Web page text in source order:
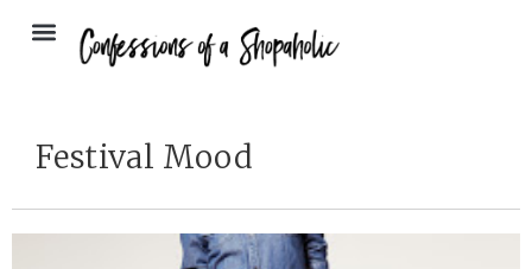
Festival Mood